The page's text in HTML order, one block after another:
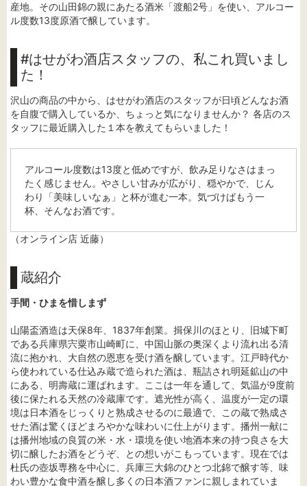
産地。その山田錦の親にあたる酒米「渡船2号」を使い、アルコー
ル度数13度原酒で醸しています。
#はせがわ酒店スタッフの、私これ買いまし
た！
沢山の商品の中から、はせがわ酒店のスタッフが日頃どんなお酒
を自腹で購入しているか、ちょっと気になりませんか？ 各店のス
タッフに最近購入した１本を教えてもらいました！
アルコール度数は13度と低めですが、飲み足りなさはまっ
たく感じません。やさしい甘みが広がり、穏やかで、じん
わり「美味しいなぁ」と杯が進む一本。気づけばもう一
杯、そんなお酒です。
（オンライン店 近藤）
蔵紹介
手間・ひまを惜しまず
山陽盃酒造は天保8年、1837年創業。揖保川のほとり、旧城下町
である兵庫県宍粟市山崎町に、中国山脈の奥深くより流れ出る清
流に抱かれ、大自然の恩恵を受け酒を醸しています。江戸時代か
ら使われている仕込み蔵で造られた酒は、瓶詰され明延鉱山の中
にある、明壽蔵に運ばれます。ここは一年を通して、気温が9度前
後に保たれる天然の冷蔵庫です。遮光性が高く、温度が一定の環
境は日本酒をじっくりと熟成させるのに最適で、この蔵で熟成さ
せた酒は驚くほどまろやかな味わいに仕上がります。播州一献に
は播州地域の良質の米・水・環境を使い地酒本来の持つ良さを大
切に醸したお酒をどうぞ、との想いがこもっています。現在では
杜氏の壺坂専務を中心に、兵庫三大錦のひとつ北錦で醸す等、味
わい豊かな食中酒を醸し多くの日本酒ファンに親しまれていま